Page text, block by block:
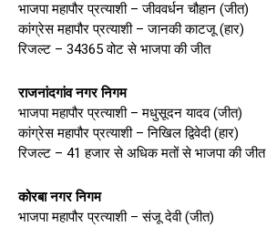
भाजपा महापौर प्रत्याशी – जीववर्धन चौहान (जीत)
कांग्रेस महापौर प्रत्याशी – जानकी काटजू (हार)
रिजल्ट – 34365 वोट से भाजपा की जीत
राजनांदगांव नगर निगम
भाजपा महापौर प्रत्याशी – मधुसूदन यादव (जीत)
कांग्रेस महापौर प्रत्याशी – निखिल द्विवेदी (हार)
रिजल्ट – 41 हजार से अधिक मतों से भाजपा की जीत
कोरबा नगर निगम
भाजपा महापौर प्रत्याशी – संजू देवी (जीत)